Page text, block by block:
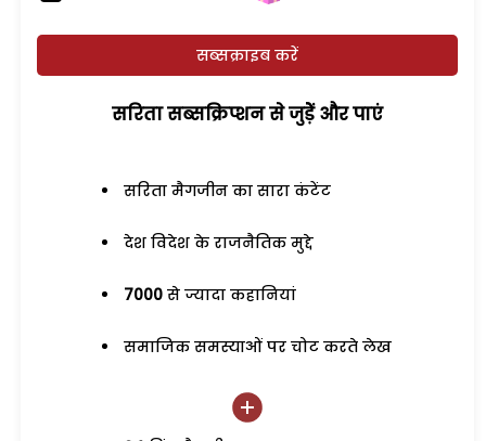
सब्सक्राइब करें
सरिता सब्सक्रिप्शन से जुड़ेें और पाएं
सरिता मैगजीन का सारा कंटेंट
देश विदेश के राजनैतिक मुद्दे
7000 से ज्यादा कहानियां
समाजिक समस्याओं पर चोट करते लेख